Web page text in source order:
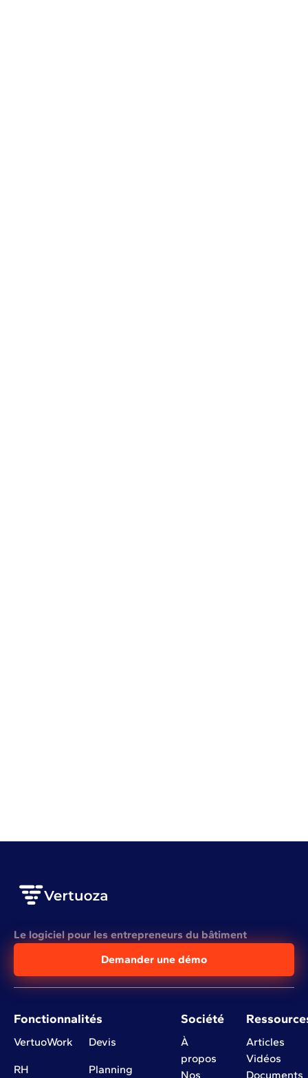
Le logiciel pour les entrepreneurs du bâtiment
Demander une démo
Fonctionnalités
VertuoWork Devis
RH Planning
Société
À
propos
Nos
Articles
Vidéos
Documents